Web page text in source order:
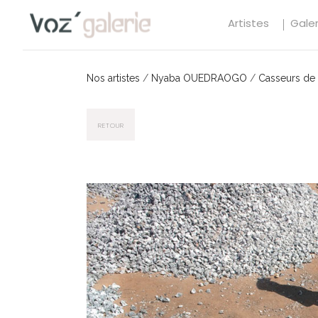
Artistes
Nos artistes / Nyaba OUEDRAOGO / Casseurs de
RETOUR